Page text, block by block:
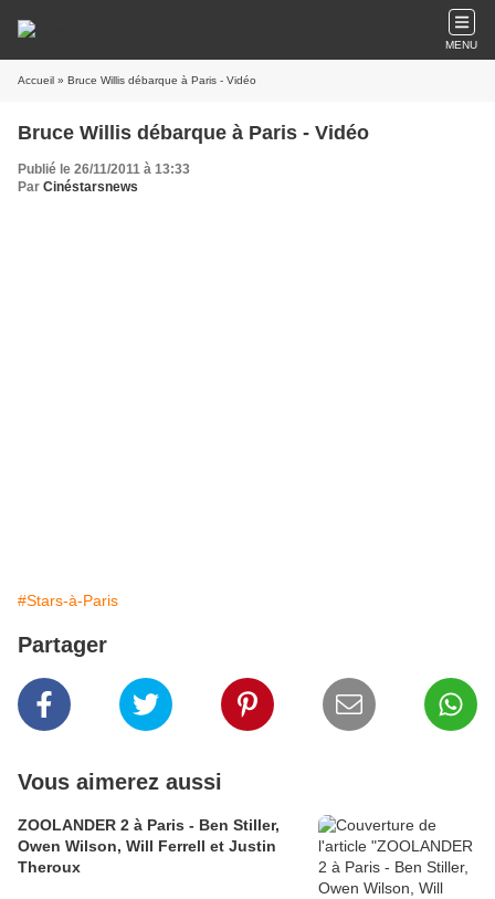
MENU
Accueil » Bruce Willis débarque à Paris - Vidéo
Bruce Willis débarque à Paris - Vidéo
Publié le 26/11/2011 à 13:33
Par Cinéstarsnews
#Stars-à-Paris
Partager
Vous aimerez aussi
ZOOLANDER 2 à Paris - Ben Stiller,
Owen Wilson, Will Ferrell et Justin
Theroux